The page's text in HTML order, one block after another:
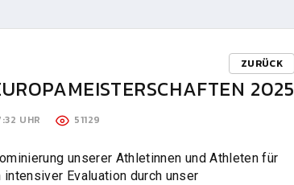
ZURÜCK
2025
UHR 51129
unserer Athletinnen und Athleten für
Evaluation durch unser